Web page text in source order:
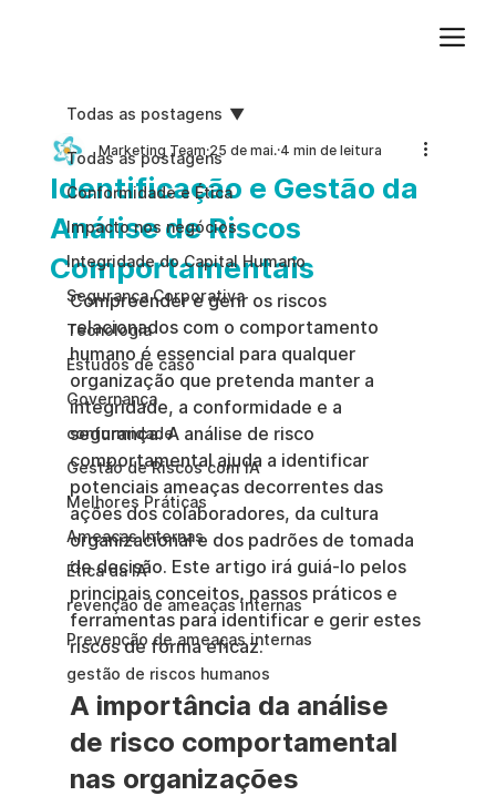
Todas as postagens
Conformidade e Ética
Impacto nos negócios
Integridade do Capital Humano
Segurança Corporativa
Tecnologia
Estudos de caso
Governança
conformidade
Gestão de Riscos com IA
Melhores Práticas
Ameaças Internas
Ética da IA
revenção de ameaças internas
Prevenção de ameaças internas
gestão de riscos humanos
Todas as postagens
Identificação e Gestão da
Análise de Riscos
Comportamentais
Marketing Team 25 de mai. 4 min de leitura
Compreender e gerir os riscos
relacionados com o comportamento
humano é essencial para qualquer
organização que pretenda manter a
integridade, a conformidade e a
segurança. A análise de risco
comportamental ajuda a identificar
potenciais ameaças decorrentes das
ações dos colaboradores, da cultura
organizacional e dos padrões de tomada
de decisão. Este artigo irá guiá-lo pelos
principais conceitos, passos práticos e
ferramentas para identificar e gerir estes
riscos de forma eficaz.
A importância da análise
de risco comportamental
nas organizações